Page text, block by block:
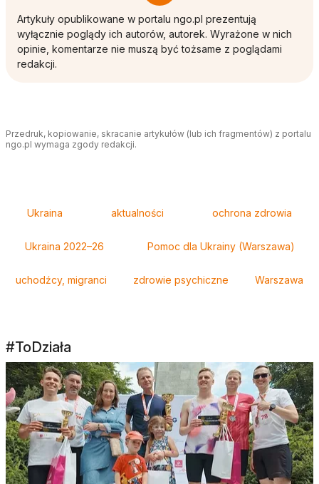
Artykuły opublikowane w portalu ngo.pl prezentują
wyłącznie poglądy ich autorów, autorek. Wyrażone w nich
opinie, komentarze nie muszą być tożsame z poglądami
redakcji.
Przedruk, kopiowanie, skracanie artykułów (lub ich fragmentów) z portalu
ngo.pl wymaga zgody redakcji.
Ukraina aktualności ochrona zdrowia
Ukraina 2022–26 Pomoc dla Ukrainy (Warszawa)
uchodźcy, migranci zdrowie psychiczne Warszawa
#ToDziała